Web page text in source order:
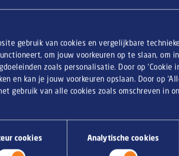
gebruik van cookies en vergelijkbare
om jouw voorkeuren op te slaan, om
zoals personalisatie. Door op ‘Cookie
en kan je jouw voorkeuren opslaan. Door op
gebruik van alle cookies zoals omschreven in
cookies Analytische cookies
En présentant son Mini Mix
Lire la suite